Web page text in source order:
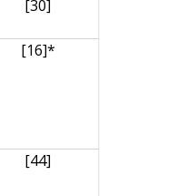
[30]
[16]*
[44]